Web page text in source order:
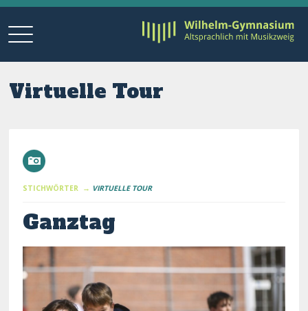
Virtuelle Tour
STICHWÖRTER → VIRTUELLE TOUR
Ganztag